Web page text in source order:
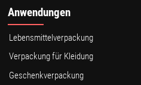
Anwendungen
Lebensmittelverpackung
Verpackung für Kleidung
Geschenkverpackung